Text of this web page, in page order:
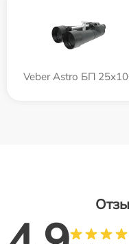
Veber Astro БП